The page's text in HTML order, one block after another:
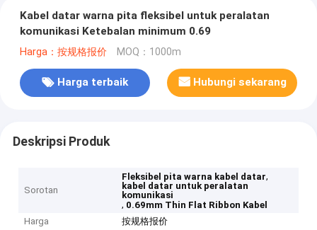
Kabel datar warna pita fleksibel untuk peralatan
komunikasi Ketebalan minimum 0.69
Harga：按规格报价 MOQ：1000m
Harga terbaik Hubungi sekarang
Deskripsi Produk
Sorotan
Fleksibel pita warna kabel datar,
kabel datar untuk peralatan
komunikasi
, 0.69mm Thin Flat Ribbon Kabel
Harga
按规格报价